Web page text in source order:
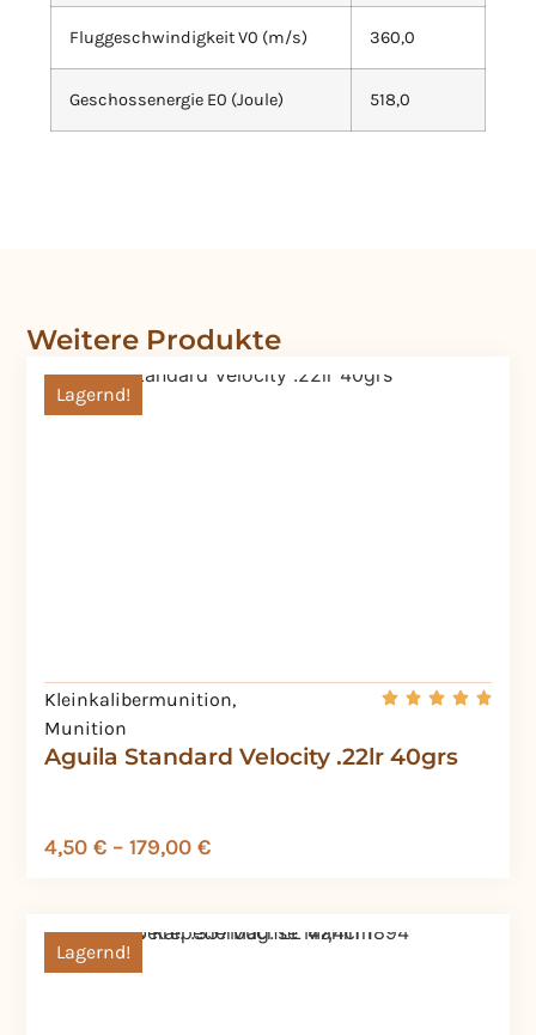
Fluggeschwindigkeit V0 (m/s) 360,0
Geschossenergie E0 (Joule) 518,0
Weitere Produkte
Aguila Standard Velocity .22lr 40grs
Lagernd!
Kleinkalibermunition,
Munition
4,50 € – 179,00 €
Lagernd!